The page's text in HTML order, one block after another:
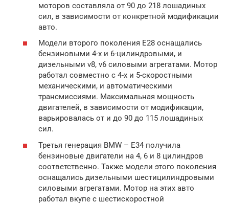
моторов составляла от 90 до 218 лошадиных
сил, в зависимости от конкретной модификации
авто.
Модели второго поколения Е28 оснащались
бензиновыми 4-х и 6-цилиндровыми, и
дизельными v8, v6 силовыми агрегатами. Мотор
работал совместно с 4-х и 5-скоростными
механическими, и автоматическими
трансмиссиями. Максимальная мощность
двигателей, в зависимости от модификации,
варьировалась от и до 90 до 115 лошадиных
сил.
Третья генерация BMW – Е34 получила
бензиновые двигатели на 4, 6 и 8 цилиндров
соответственно. Также модели этого поколения
оснащались дизельными шестицилиндровыми
силовыми агрегатами. Мотор на этих авто
работал вкупе с шестискоростной